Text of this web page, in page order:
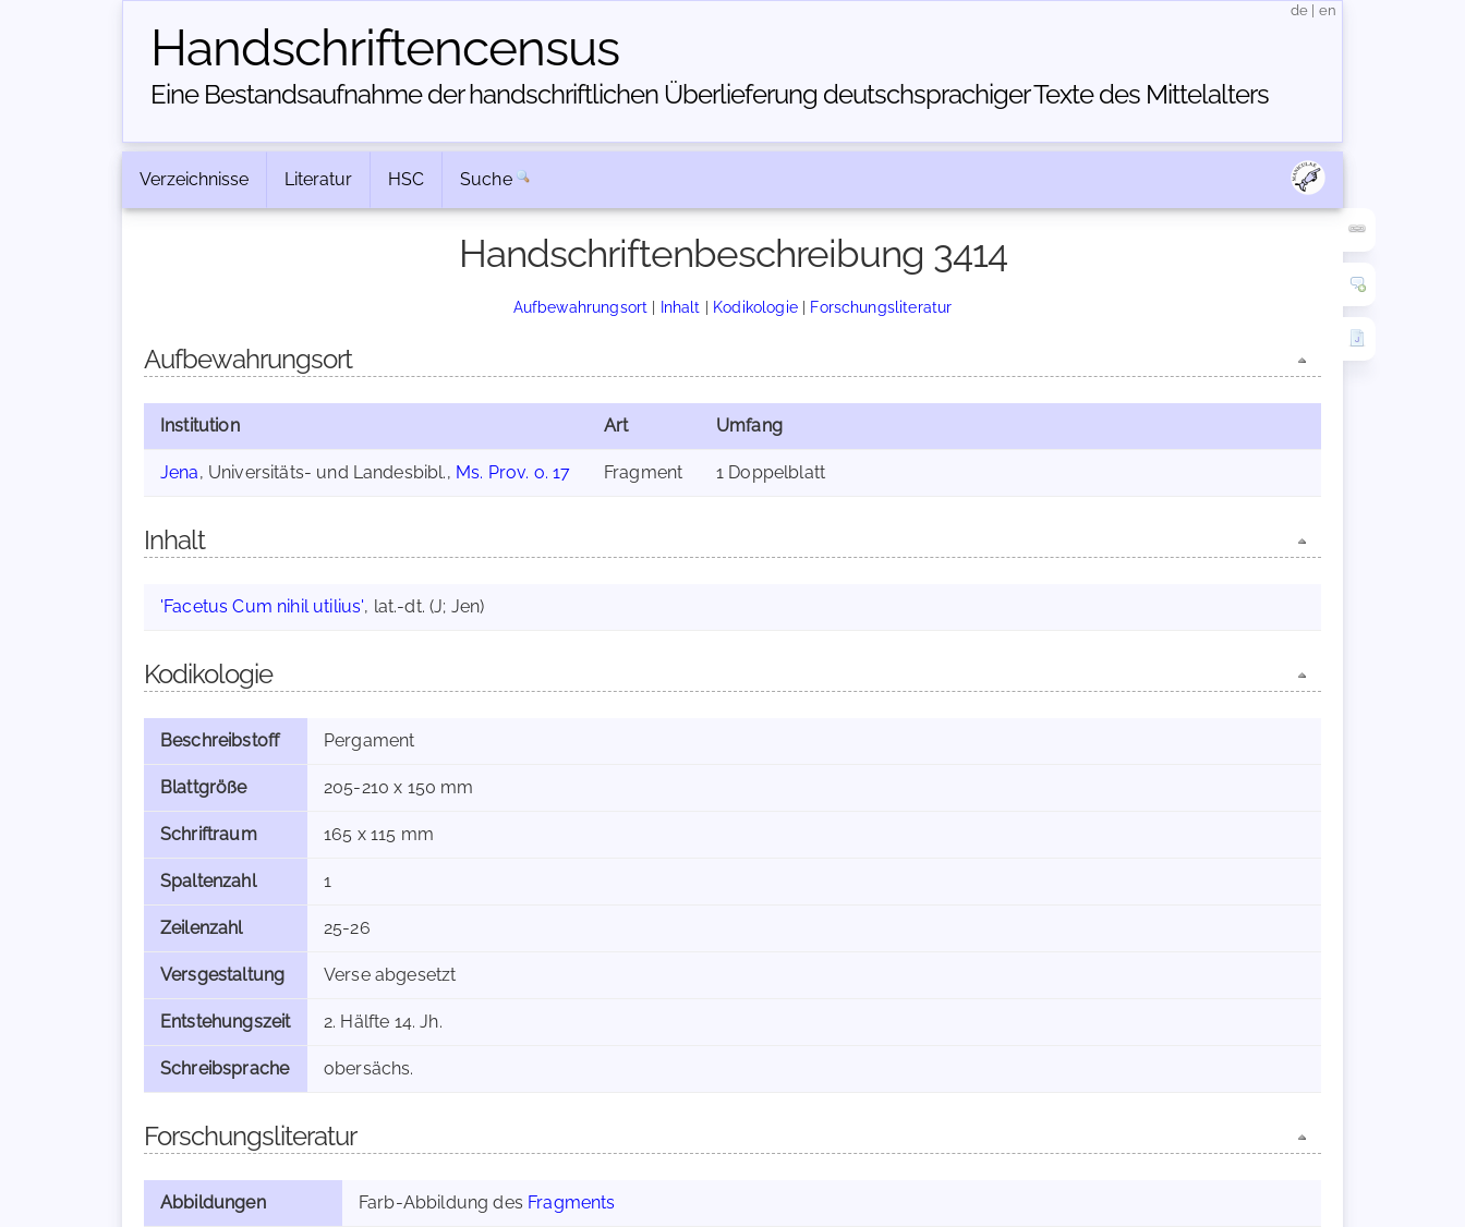
Handschriften­census
Eine Bestandsaufnahme der handschriftlichen Über­lieferung deutschsprachiger Texte des Mittelalters
de en
Verzeichnisse Literatur HSC Suche
Handschriftenbeschreibung 3414
Aufbewahrungsort | Inhalt | Kodikologie| Forschungsliteratur
Aufbewahrungsort
Institution Art Umfang
Jena, Universitäts- und Landesbibl., Ms. Prov. o. 17 Fragment 1 Doppelblatt
Inhalt
'Facetus Cum nihil utilius', lat.-dt. (J; Jen)
Kodikologie
Beschreibstoff Pergament
Blattgröße 205-210 x 150 mm
Schriftraum 165 x 115 mm
Spaltenzahl 1
Zeilenzahl 25-26
Versgestaltung Verse abgesetzt
Entstehungszeit 2. Hälfte 14. Jh.
Schreibsprache obersächs.
Forschungsliteratur
Abbildungen Farb-Abbildung des Fragments